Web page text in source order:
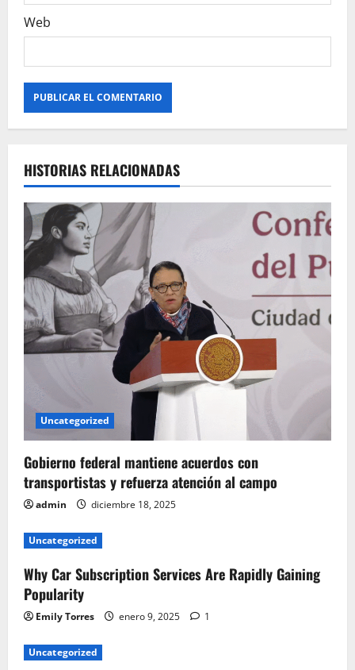
a
s
Web
HISTORIAS RELACIONADAS
Uncategorized
Gobierno federal mantiene acuerdos con
transportistas y refuerza atención al campo
admin diciembre 18, 2025
Uncategorized
Why Car Subscription Services Are Rapidly Gaining
Popularity
Emily Torres enero 9, 2025 1
Uncategorized